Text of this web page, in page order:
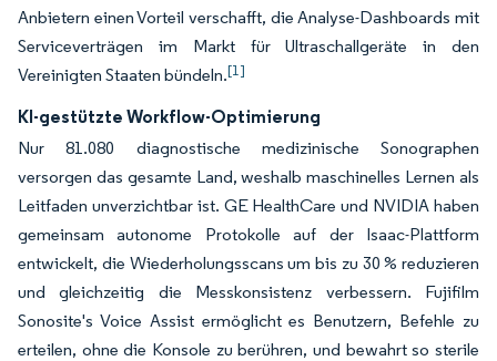
Anbietern einen Vorteil verschafft, die Analyse-Dashboards mit
Serviceverträgen im Markt für Ultraschallgeräte in den
Vereinigten Staaten bündeln.[1]
KI-gestützte Workflow-Optimierung
Nur 81.080 diagnostische medizinische Sonographen
versorgen das gesamte Land, weshalb maschinelles Lernen als
Leitfaden unverzichtbar ist. GE HealthCare und NVIDIA haben
gemeinsam autonome Protokolle auf der Isaac-Plattform
entwickelt, die Wiederholungsscans um bis zu 30 % reduzieren
und gleichzeitig die Messkonsistenz verbessern. Fujifilm
Sonosite's Voice Assist ermöglicht es Benutzern, Befehle zu
erteilen, ohne die Konsole zu berühren, und bewahrt so sterile